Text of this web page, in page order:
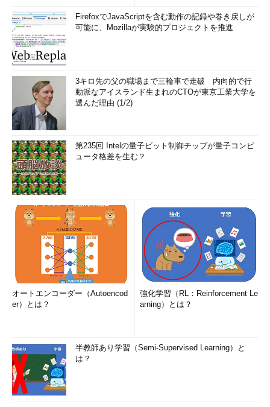
FirefoxでJavaScriptを含む動作の記録や巻き戻しが
可能に、Mozillaが実験的プロジェクトを推進
3キロ先の父の職場まで三輪車で走破 内向的で行
動派なアイスランド生まれのCTOが東京工業大学を
選んだ理由 (1/2)
第235回 Intelの量子ビット制御チップが量子コンピ
ュータ格差を生む？
オートエンコーダー（Autoencod
er）とは？
強化学習（RL：Reinforcement Le
arning）とは？
半教師あり学習（Semi-Supervised Learning）と
は？